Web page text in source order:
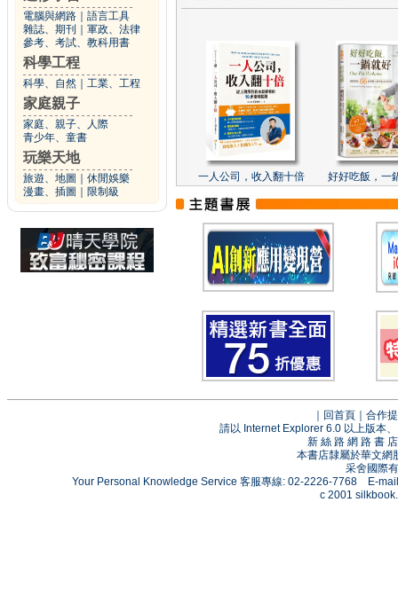
電腦與網路
語言工具
雜誌、期刊
軍政、法律
參考、考試、教科用書
科學工程
科學、自然 工業、工程
家庭親子
家庭、親子、人際
青少年、童書
玩樂天地
旅遊、地圖
休閒娛樂
漫畫、插圖
限制級
一人公司，收入翻十倍 好好吃飯，一
回首頁
合作
請以 Internet Explorer 6.0 以上版本
新 絲 路 網 路 書
本書店隸屬於華文網
采舍國際
Your Personal Knowledge Service 客服專線: 02-2226-7768 E-
c 2001